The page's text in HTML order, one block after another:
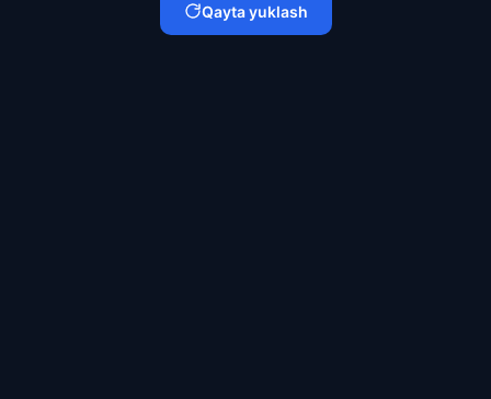
Qayta yuklash